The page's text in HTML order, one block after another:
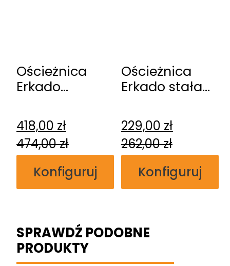
Ościeżnica
Erkado
przylgowa
418,00 zł
474,00zł
Konfiguruj
Ościeżnica
Erkado stała
229,00 zł
262,00zł
Konfiguruj
SPRAWDŹ PODOBNE
PRODUKTY